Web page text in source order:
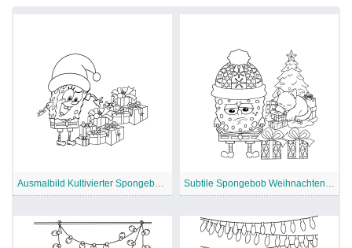
Ausmalbild Kultivierter Spongebob Weihnachten Subtile Spongebob Weihnachten Malvorlage